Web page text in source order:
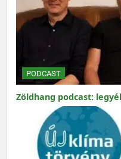
PODCAST
Zöldhang podcast: